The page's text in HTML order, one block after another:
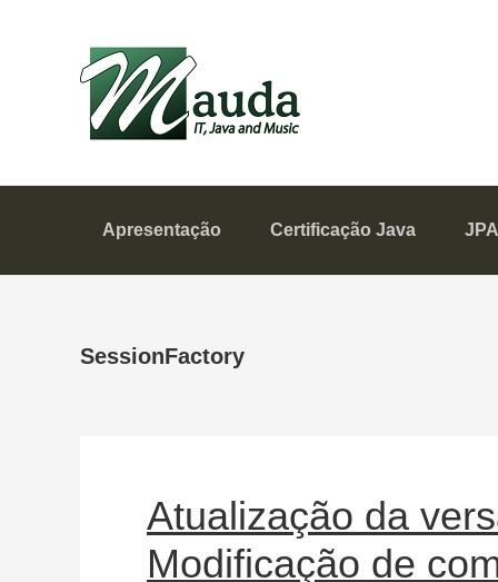
Mauda
IT, Java and Music
Apresentação Certificação Java JPA
SessionFactory
Atualização da
Modificação de